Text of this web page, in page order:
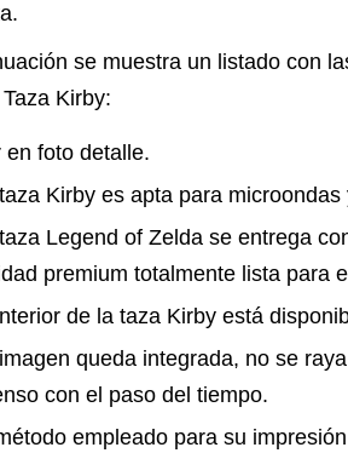
se muestra un listado con
Kirby:
en foto detalle.
Kirby es apta para
Legend of Zelda se entrega
premium totalmente lista para
de la taza Kirby está
queda integrada, no se
con el paso del tiempo.
empleado para su